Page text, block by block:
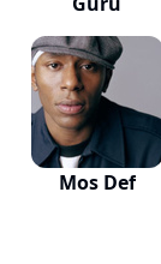
Mos Def